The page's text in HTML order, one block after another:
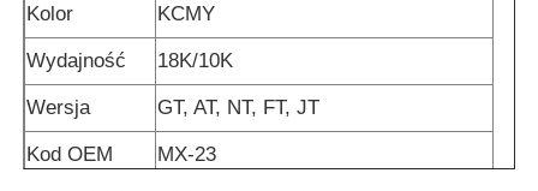
Kolor KCMY
Wydajność 18K/10K
Wersja GT, AT, NT, FT, JT
Kod OEM MX-23